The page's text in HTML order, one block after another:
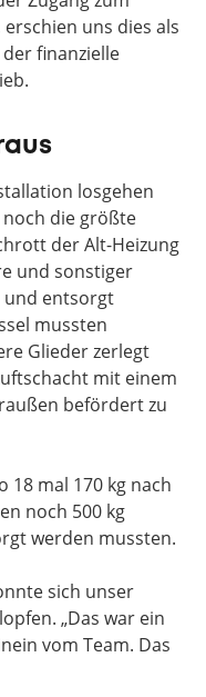
uns dies als
finanzielle
losgehen
die größte
der Alt-Heizung
und sonstiger
entsorgt
mussten
Glieder zerlegt
mit einem
befördert zu
mal 170 kg nach
noch 500 kg
werden mussten.
sich unser
„Das war ein
vom Team. Das